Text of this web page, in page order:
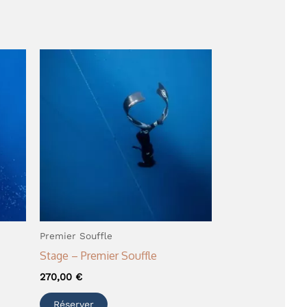
Premier Souffle
Stage – Premier Souffle
270,00 €
Réserver